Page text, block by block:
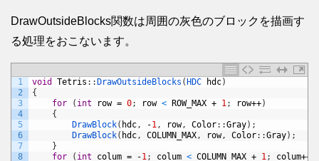
DrawOutsideBlocks関数は周囲の灰色のブロックを描画す
る処理をおこないます。
1
2
3
4
5
6
7
8
void Tetris : : DrawOutsideBlocks ( HDC hdc)
{
for
( int row = 0; row < ROW_MAX + 1; row++)
{
DrawBlock( hdc, -1, row, Color: :Gray) ;
DrawBlock( hdc, COLUMN_MAX, row, Color: :Gray) ;
}
for
( int colum = -1; colum < COLUMN_MAX + 1; colum++